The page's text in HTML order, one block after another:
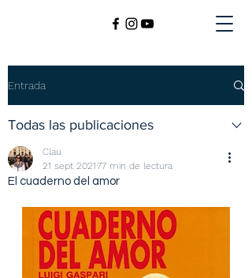
Entrada
Todas las publicaciones
El cuaderno del amor
Clau
21 sept 202177 min de lectura